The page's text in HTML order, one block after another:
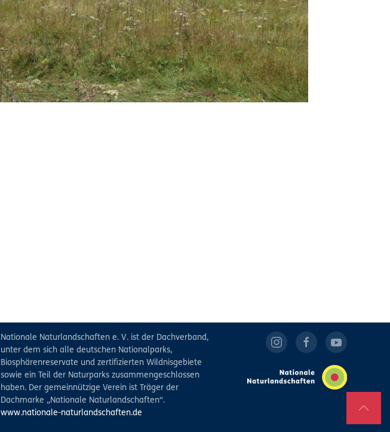
Nationale Naturlandschaften e. V. ist der Dachverband,
unter dem sich alle deutschen Nationalparks,
Biosphärenreservate und zertifizierten Wildnisgebiete
sowie ein Teil der Naturparks zusammengeschlossen
haben. Der gemeinnützige Verein ist Träger der
Dachmarke „Nationale Naturlandschaften“.
www.nationale-naturlandschaften.de